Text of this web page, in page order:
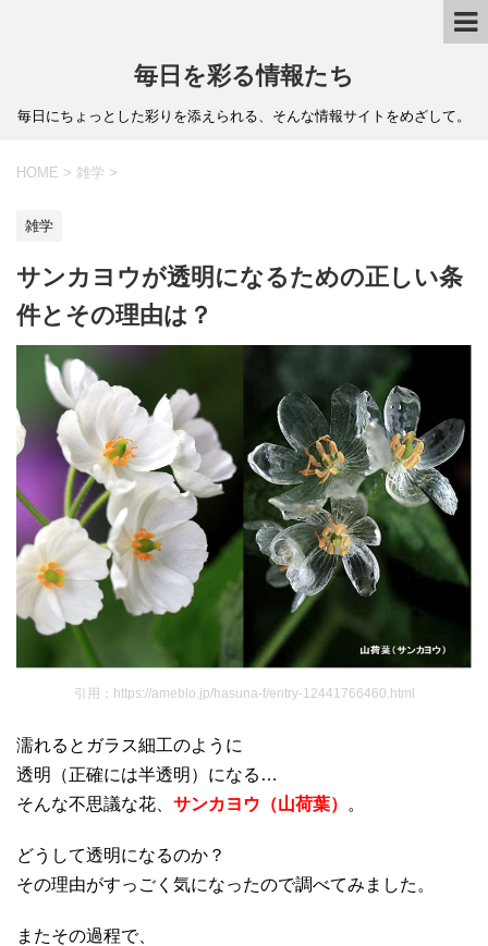
毎日を彩る情報たち
毎日にちょっとした彩りを添えられる、そんな情報サイトをめざして。
HOME > 雑学 >
雑学
サンカヨウが透明になるための正しい条
件とその理由は？
引用：https://ameblo.jp/hasuna-f/entry-12441766460.html
濡れるとガラス細工のように
透明（正確には半透明）になる…
そんな不思議な花、 サンカヨウ（山荷葉） 。
どうして透明になるのか？
その理由がすっごく気になったので調べてみました。
またその過程で、